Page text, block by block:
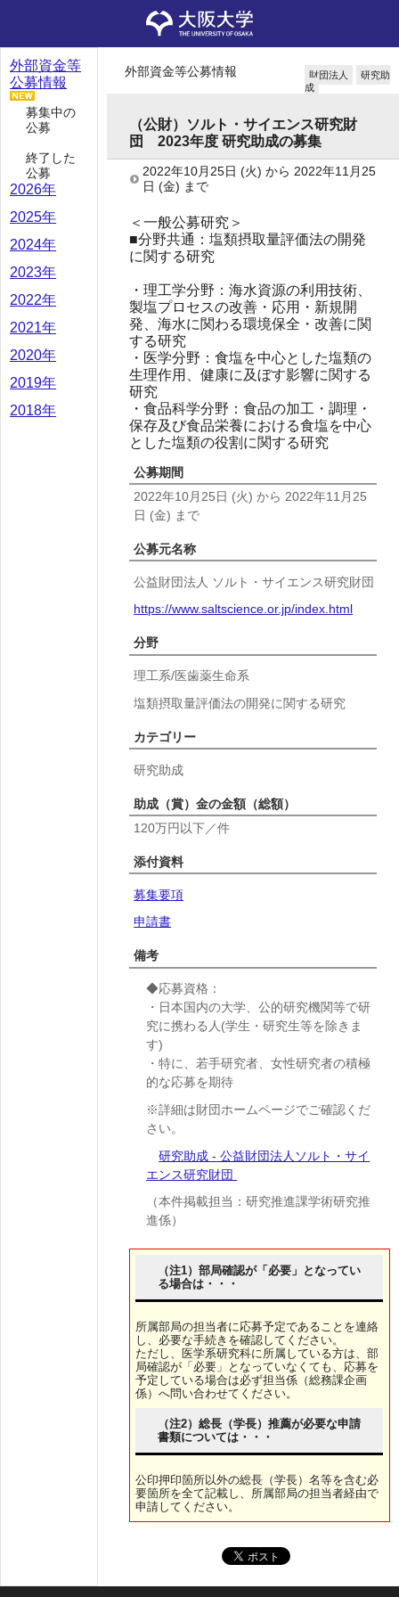
外部資金等
公募情報
募集中の
公募
終了した
公募
2026年
2025年
2024年
2023年
2022年
2021年
2020年
2019年
2018年
外部資金等公募情報 財団法人
研究助
成
（公財）ソルト・サイエンス研究財
団 2023年度 研究助成の募集
2022年10月25日 (火) から 2022年11月25
日 (金) まで
＜一般公募研究＞
■分野共通：塩類摂取量評価法の開発
に関する研究
・理工学分野：海水資源の利用技術、
製塩プロセスの改善・応用・新規開
発、海水に関わる環境保全・改善に関
する研究
・医学分野：食塩を中心とした塩類の
生理作用、健康に及ぼす影響に関する
研究
・食品科学分野：食品の加工・調理・
保存及び食品栄養における食塩を中心
とした塩類の役割に関する研究
公募期間
2022年10月25日 (火) から 2022年11月25
日 (金) まで
公募元名称
公益財団法人 ソルト・サイエンス研究財団
https://www.saltscience.or.jp/index.html
分野
理工系/医歯薬生命系
塩類摂取量評価法の開発に関する研究
カテゴリー
研究助成
助成（賞）金の金額（総額）
120万円以下／件
添付資料
募集要項
申請書
備考
◆応募資格：
・日本国内の大学、公的研究機関等で研
究に携わる人(学生・研究生等を除きま
す)
・特に、若手研究者、女性研究者の積極
的な応募を期待
※詳細は財団ホームページでご確認くだ
さい。
研究助成 - 公益財団法人ソルト・サイ
エンス研究財団
（本件掲載担当：研究推進課学術研究推
進係）
（注1）部局確認が「必要」となってい
る場合は・・・
所属部局の担当者に応募予定であることを連絡
し、必要な手続きを確認してください。
ただし、医学系研究科に所属している方は、部
局確認が「必要」となっていなくても、応募を
予定している場合は必ず担当係（総務課企画
係）へ問い合わせてください。
（注2）総長（学長）推薦が必要な申請
書類については・・・
公印押印箇所以外の総長（学長）名等を含む必
要箇所を全て記載し、所属部局の担当者経由で
申請してください。